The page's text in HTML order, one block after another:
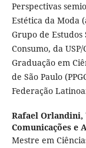
Perspectivas
Estética da Moda
Grupo de Estudos
Consumo, da
Graduação em
de São Paulo
Federação
Rafael Orlandini,
Comunicações e
Mestre em